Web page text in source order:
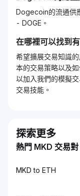
Dogecoin的流通供
- DOGE。
在哪裡可以找到
希望擴展交易知識
本的交易策略以及
以加入我們的模擬
交易技能。
探索更多
熱門 MKD 交易對
MKD to ETH